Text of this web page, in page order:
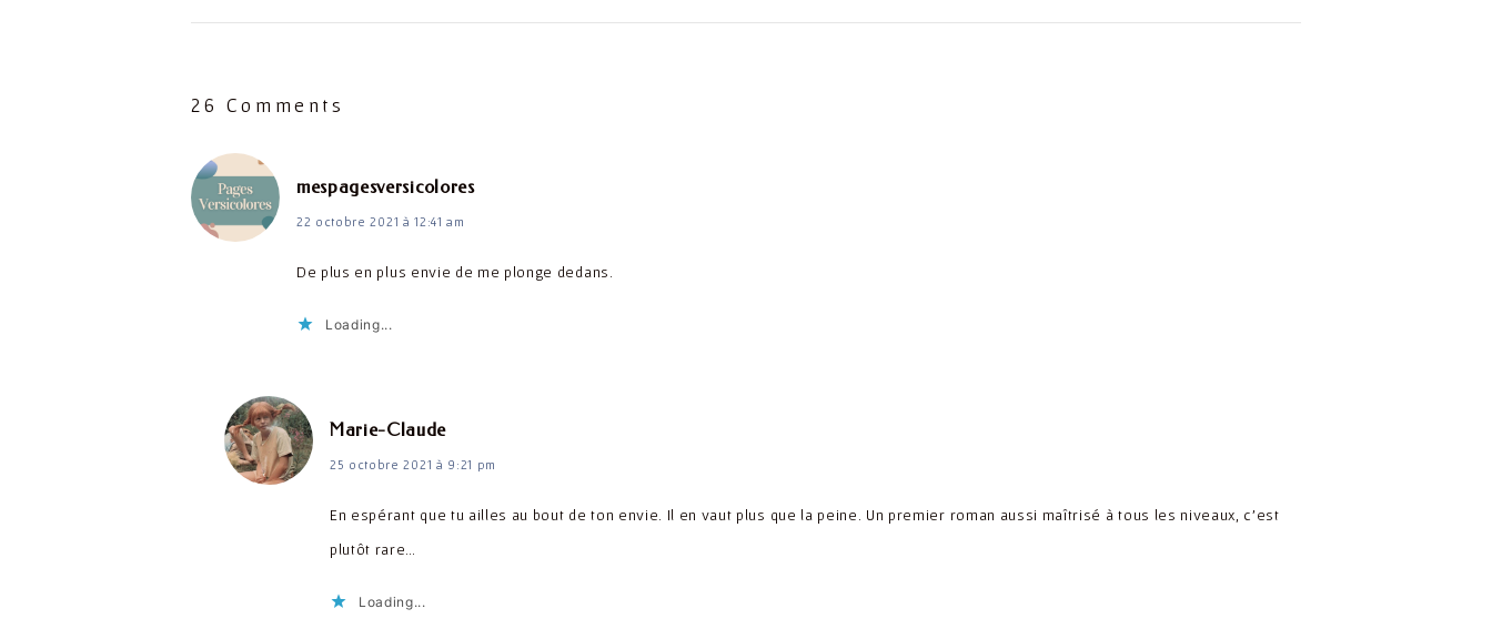
26 Comments
mespagesversicoloresdit :
22 octobre 2021 à 12:41 am
De plus en plus envie de me plonge dedans.
Loading...
Marie-Claudedit :
25 octobre 2021 à 9:21 pm
En espérant que tu ailles au bout de ton envie. Il en vaut plus que la peine. Un premier roman aussi maîtrisé à tous les niveaux, c’est
plutôt rare…
Loading...